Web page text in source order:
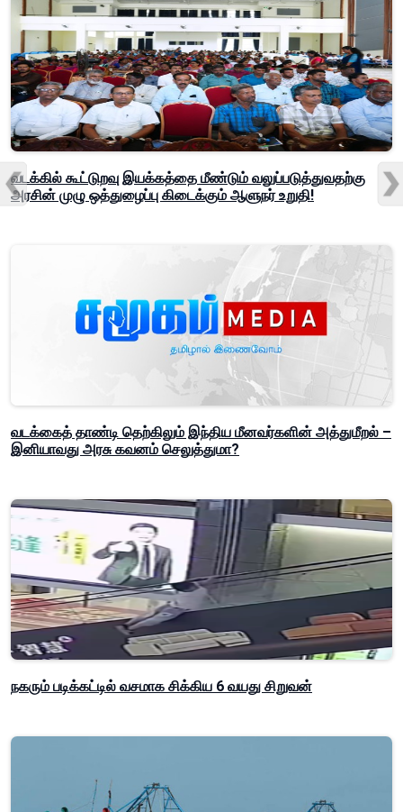
வடக்கில் கூட்டுறவு இயக்கத்தை மீண்டும் வலுப்படுத்துவதற்கு
அரசின் முழு ஒத்துழைப்பு கிடைக்கும் ஆளுநர் உறுதி!
வடக்கைத் தாண்டி தெற்கிலும் இந்திய மீனவர்களின் அத்துமீறல் –
இனியாவது அரசு கவனம் செலுத்துமா?
நகரும் படிக்கட்டில் வசமாக சிக்கிய 6 வயது சிறுவன்